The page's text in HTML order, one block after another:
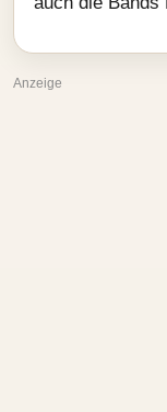
Anzeige